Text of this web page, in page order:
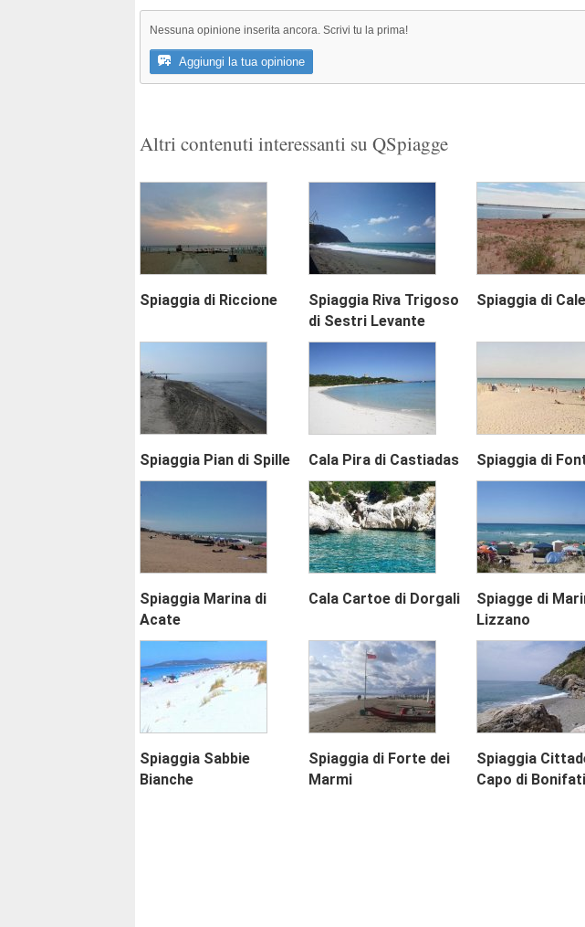
Nessuna opinione inserita ancora. Scrivi tu la prima!
Aggiungi la tua opinione
Altri contenuti interessanti su QSpiagge
Spiaggia di Riccione
Spiaggia Riva Trigoso
di Sestri Levante
Spiaggia di
Spiaggia Pian di Spille Cala Pira di Castiadas Spiaggia di
Spiaggia Marina di
Acate
Cala Cartoe di Dorgali
Spiagge di
Lizzano
Spiaggia Sabbie
Bianche
Spiaggia di Forte dei
Marmi
Spiaggia
Capo di Bonifati